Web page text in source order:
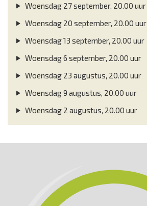
Woensdag 27 september, 20.00 uur
Woensdag 20 september, 20.00 uur
Woensdag 13 september, 20.00 uur
Woensdag 6 september, 20.00 uur
Woensdag 23 augustus, 20.00 uur
Woensdag 9 augustus, 20.00 uur
Woensdag 2 augustus, 20.00 uur